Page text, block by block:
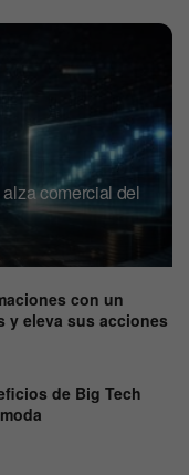
comercial del
con un
y eleva sus acciones
de Big Tech